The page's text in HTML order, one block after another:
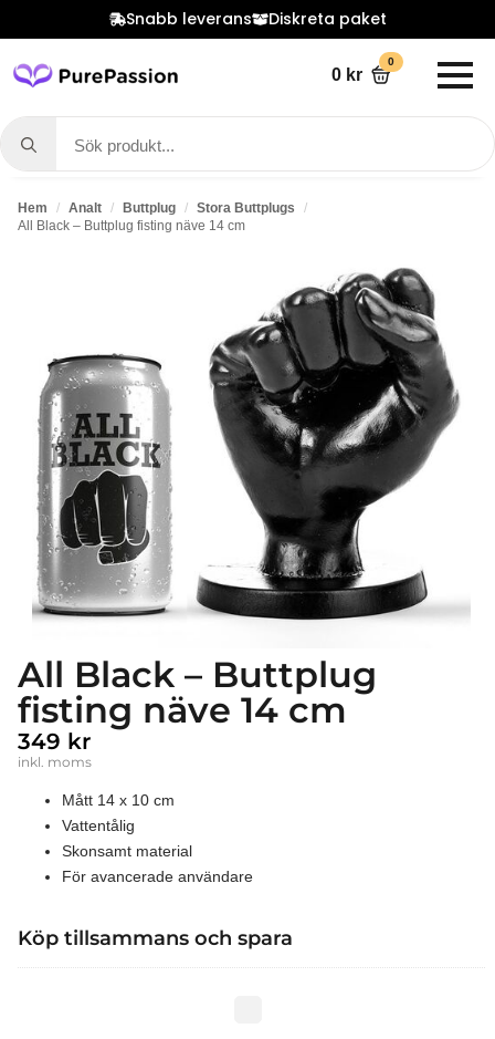
Snabb leverans Diskreta paket
0 kr
0
Search
for:
Hem Analt Buttplug
Stora Buttplugs
All Black – Buttplug fisting näve 14 cm
All Black – Buttplug
fisting näve 14 cm
349 kr
inkl. moms
Mått 14 x 10 cm
Vattentålig
Skonsamt material
För avancerade användare
Köp tillsammans och spara